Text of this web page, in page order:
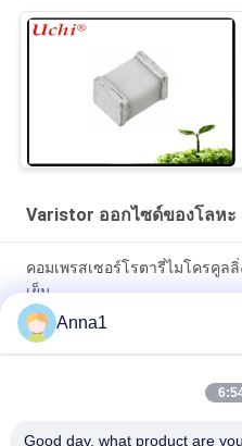
Varistor ออกไซด์ของโลหะ
คอมเพรสเซอร์โรตารี่ไมโครคูล
เย็น
คอมเพรสเซอร์โรตารี่ขนาดเล็ก
Anna1
Good day, what product are